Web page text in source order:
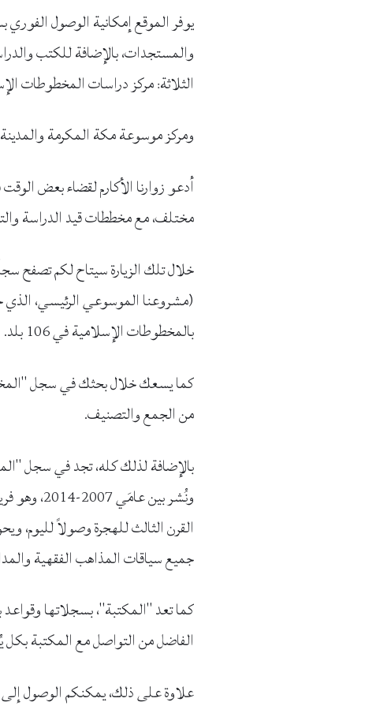
يوفر الموقع إمكانية الوصول
والمستجدات، بالإضافة للكتب
الثلاثة: مركز دراسات المخطوطات
ومركز موسوعة مكة المكرمة
مختلف، مع مخططات قيد الدراسة
خلال تلك الزيارة سيتاح لكم تصفح
بالمخطوطات الإسلامية في 106 بلد.
من الجمع والتصنيف.
بالإضافة لذلك كله، تجد في سجل
ونُشر بين
القرن الثالث للهجرة وصولاً
جميع سياقات المذاهب الفقهية
كما تعد "المكتبة"، بسجلاتها وقواعد
الفاضل من التواصل مع المكتبة
علاوة على ذلك، يمكنكم الوصول إلى